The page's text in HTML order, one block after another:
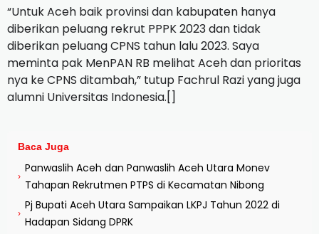
“Untuk Aceh baik provinsi dan kabupaten hanya
diberikan peluang rekrut PPPK 2023 dan tidak
diberikan peluang CPNS tahun lalu 2023. Saya
meminta pak MenPAN RB melihat Aceh dan prioritas
nya ke CPNS ditambah,” tutup Fachrul Razi yang juga
alumni Universitas Indonesia.[]
Baca Juga
›
Panwaslih Aceh dan Panwaslih Aceh Utara Monev
Tahapan Rekrutmen PTPS di Kecamatan Nibong
›
Pj Bupati Aceh Utara Sampaikan LKPJ Tahun 2022 di
Hadapan Sidang DPRK